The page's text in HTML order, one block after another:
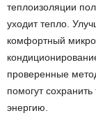
теплоизоляции
уходит тепло.
комфортный
проверенные
помогут
энергию.